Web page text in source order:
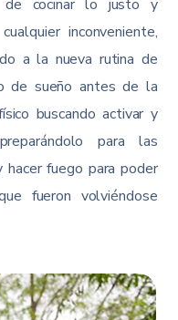
de cocinar lo justo y
inconveniente,
a la nueva rutina de
de sueño antes de la
buscando activar y
para las
hacer fuego para poder
fueron volviéndose